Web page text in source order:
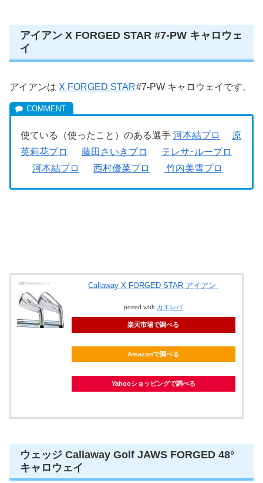
アイアン X FORGED STAR #7-PW キャロウェ
イ
アイアンは X FORGED STAR#7-PW キャロウェイです。
使ている（使ったこと）のある選手 河本結プロ
原
英莉花プロ
藤田さいきプロ
テレサ･ループロ
河本結プロ
西村優菜プロ 竹内美雪プロ
Callaway X FORGED STAR アイアン
posted with カエレバ
楽天市場で調べる
Amazonで調べる
Yahooショッピングで調べる
ウェッジ Callaway Golf JAWS FORGED 48°
キャロウェイ